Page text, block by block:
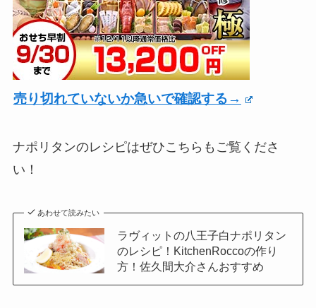
売り切れていないか急いで確認する→
ナポリタンのレシピはぜひこちらもご覧くださ
い！
あわせて読みたい
ラヴィットの八王子白ナポリタン
のレシピ！KitchenRoccoの作り
方！佐久間大介さんおすすめ